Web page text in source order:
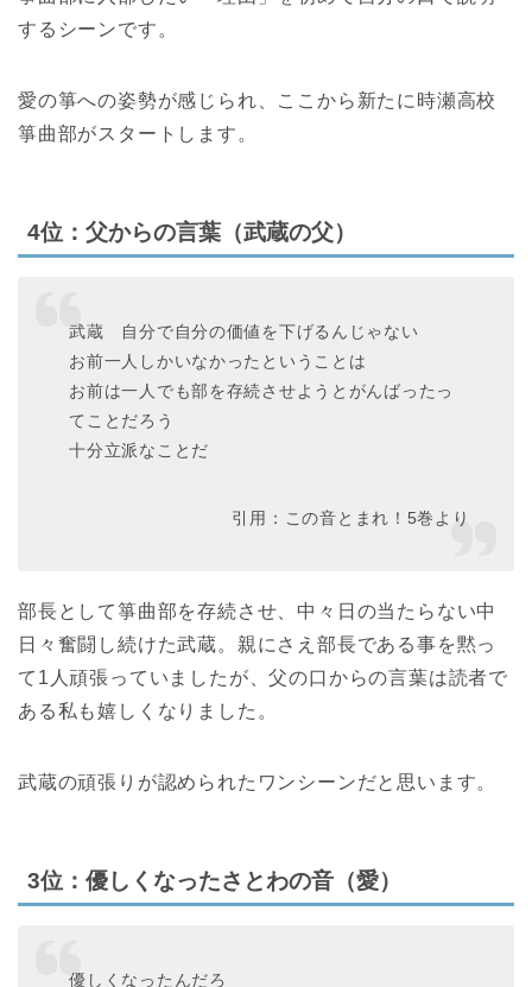
するシーンです。
愛の箏への姿勢が感じられ、ここから新たに時瀬高校
箏曲部がスタートします。
4位：父からの言葉（武蔵の父）
武蔵 自分で自分の価値を下げるんじゃない
お前一人しかいなかったということは
お前は一人でも部を存続させようとがんばったっ
てことだろう
十分立派なことだ
引用：この音とまれ！5巻より
部長として箏曲部を存続させ、中々日の当たらない中
日々奮闘し続けた武蔵。親にさえ部長である事を黙っ
て1人頑張っていましたが、父の口からの言葉は読者で
ある私も嬉しくなりました。
武蔵の頑張りが認められたワンシーンだと思います。
3位：優しくなったさとわの音（愛）
優しくなったんだろ